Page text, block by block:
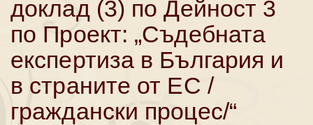
доклад (3) по Дейност 3
по Проект: „Съдебната
експертиза в България и
в страните от ЕС /
граждански процес/“